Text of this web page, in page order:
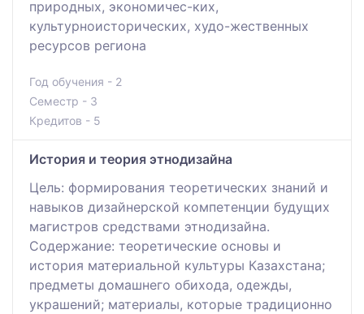
природных, экономичес-ких,
культурноисторических, худо-жественных
ресурсов региона
Год обучения - 2
Семестр - 3
Кредитов - 5
История и теория этнодизайна
Цель: формирования теоретических знаний и
навыков дизайнерской компетенции будущих
магистров средствами этнодизайна.
Содержание: теоретические основы и
история материальной культуры Казахстана;
предметы домашнего обихода, одежды,
украшений; материалы, которые традиционно